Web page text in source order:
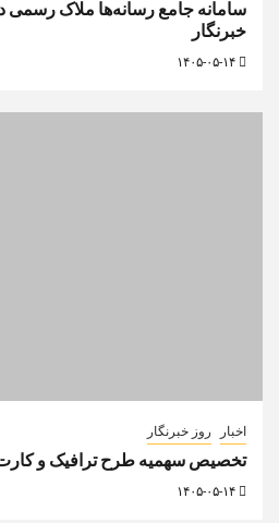
سامانه جامع رسانه‌ها ملاک رسمی
خبرنگار
اخبار روز خبرنگار
تخصیص سهمیه طرح ترافیک و